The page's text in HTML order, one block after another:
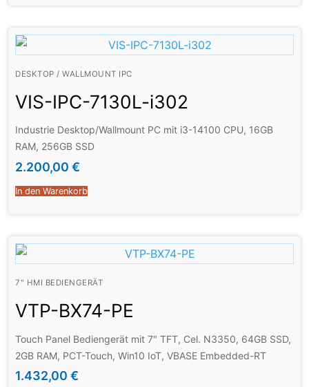
DESKTOP / WALLMOUNT IPC
VIS-IPC-7130L-i302
Industrie Desktop/Wallmount PC mit i3-14100 CPU, 16GB
RAM, 256GB SSD
2.200,00 €
In den Warenkorb
7" HMI BEDIENGERÄT
VTP-BX74-PE
Touch Panel Bediengerät mit 7″ TFT, Cel. N3350, 64GB SSD,
2GB RAM, PCT-Touch, Win10 IoT, VBASE Embedded-RT
1.432,00 €